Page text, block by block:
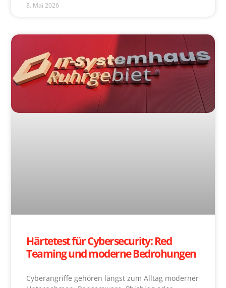
8. Mai 2026
Härtetest für Cybersecurity: Red
Teaming und moderne Bedrohungen
Cyberangriffe gehören längst zum Alltag moderner